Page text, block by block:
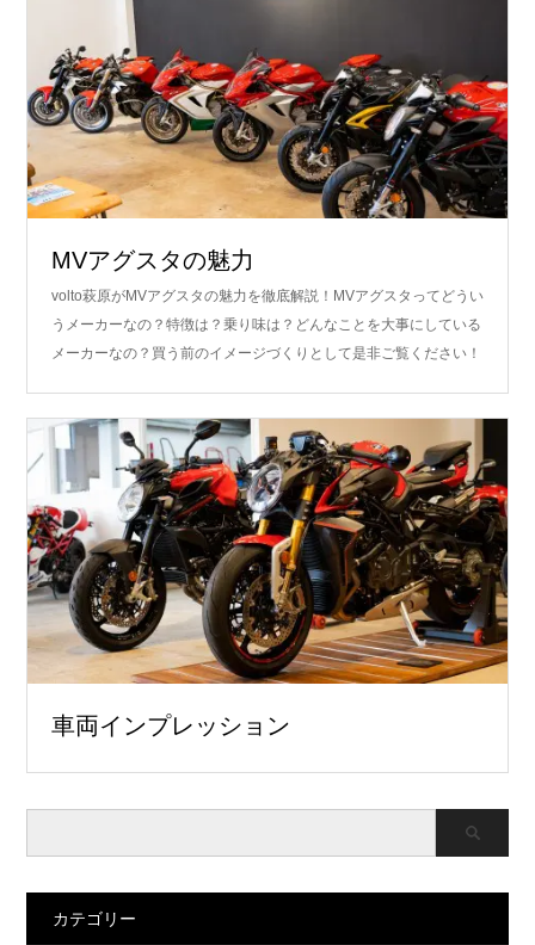
MVアグスタの魅力
volto萩原がMVアグスタの魅力を徹底解説！MVアグスタってどうい
うメーカーなの？特徴は？乗り味は？どんなことを大事にしている
メーカーなの？買う前のイメージづくりとして是非ご覧ください！
車両インプレッション
カテゴリー